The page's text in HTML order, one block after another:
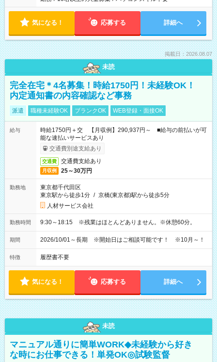
気になる！ 応募する 詳細へ
掲載日：2026.08.07
未読
完全在宅＊4名募集！時給1750円！未経験OK！
内定通知書の内容確認など事務
派遣 職種未経験OK ブランクOK WEB登録・面接OK
給与
時給1750円＋交 【月収例】290,937円～ ■給与の前払いが可
能な速払いサービスあり
交通費別途支給あり
交通費 交通費支給あり
月収例 25～30万円
勤務地
東京都千代田区
東京駅から徒歩1分 / 京橋(東京都)駅から徒歩5分
人材サービス会社
勤務時間 9:30～18:15 ※残業はほとんどありません。※休憩60分。
期間 2026/10/01～長期 ※開始日はご相談可能です！ ※10月～！
特徴 履歴書不要
気になる！ 応募する 詳細へ
未読
マニュアル通りに簡単WORK◆未経験から好き
な時にお仕事できる！単発OK◎試験監督